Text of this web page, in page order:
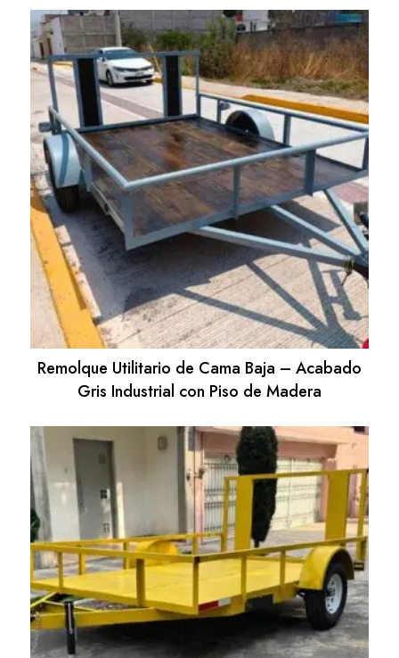
Remolque Utilitario de Cama Baja – Acabado
Gris Industrial con Piso de Madera